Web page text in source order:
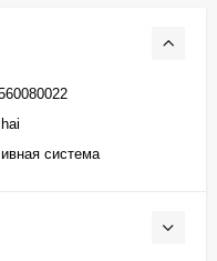
система